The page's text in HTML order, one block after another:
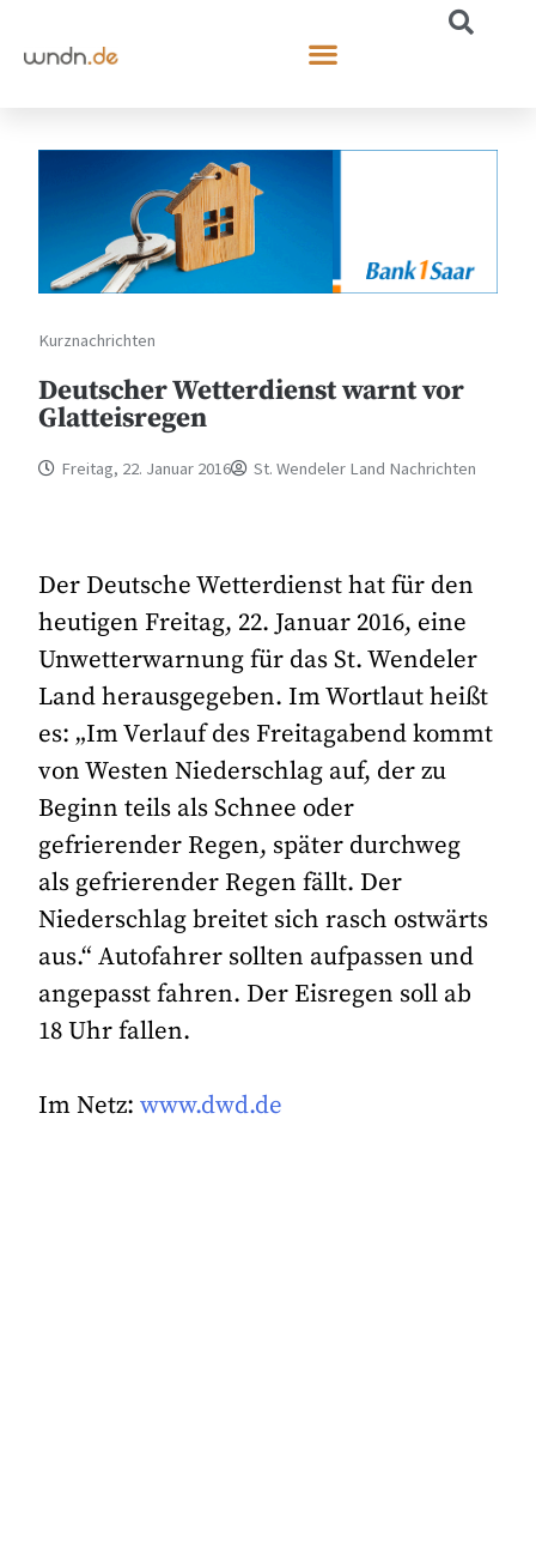
Kurznachrichten
Deutscher Wetterdienst warnt vor
Glatteisregen
Freitag, 22. Januar 2016 St. Wendeler Land Nachrichten
Der Deutsche Wetterdienst hat für den
heutigen Freitag, 22. Januar 2016, eine
Unwetterwarnung für das St. Wendeler
Land herausgegeben. Im Wortlaut heißt
es: „Im Verlauf des Freitagabend kommt
von Westen Niederschlag auf, der zu
Beginn teils als Schnee oder
gefrierender Regen, später durchweg
als gefrierender Regen fällt. Der
Niederschlag breitet sich rasch ostwärts
aus.“ Autofahrer sollten aufpassen und
angepasst fahren. Der Eisregen soll ab
18 Uhr fallen.
Im Netz:www.dwd.de